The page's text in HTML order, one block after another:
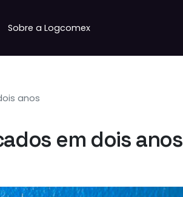
Sobre a Logcomex
anos
em dois anos